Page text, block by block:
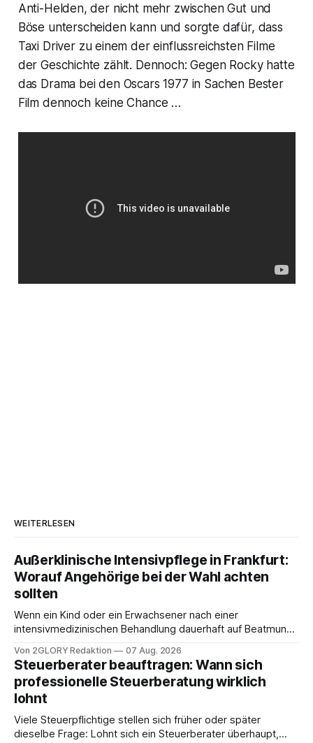
Anti-Helden, der nicht mehr zwischen Gut und
Böse unterscheiden kann und sorgte dafür, dass
Taxi Driverzu einem der einflussreichsten Filme
der Geschichte zählt. Dennoch: Gegen Rockyhatte
das Drama bei den Oscars 1977 in Sachen Bester
Film dennoch keine Chance …
WEITERLESEN
Außerklinische Intensivpflege in Frankfurt:
Worauf Angehörige bei der Wahl achten
sollten
Wenn ein Kind oder ein Erwachsener nach einer
intensivmedizinischen Behandlung dauerhaft auf Beatmung
angewiesen ist, stellt sich für Familien eine schwierige
Frage: Muss die Versorgung dauerhaft in der Klinik bleiben –
oder ist ein Leben zu Hause möglich? Die außerklinische
Intensivpflege bietet genau diese Alternative: Sie
Von 2GLORY Redaktion 07 Aug. 2026
Steuerberater beauftragen: Wann sich
professionelle Steuerberatung wirklich
lohnt
Viele Steuerpflichtige stellen sich früher oder später
dieselbe Frage: Lohnt sich ein Steuerberater überhaupt,